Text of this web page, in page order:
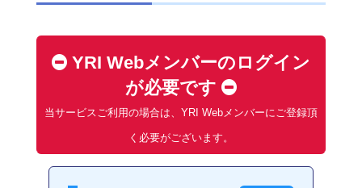
YRI Webメンバーのログイン
が必要です
当サービスご利用の場合は、YRI Webメンバーにご登録頂
く必要がございます。